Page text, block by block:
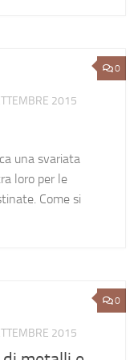
0
2015
una svariata
loro per le
Come si
0
2015